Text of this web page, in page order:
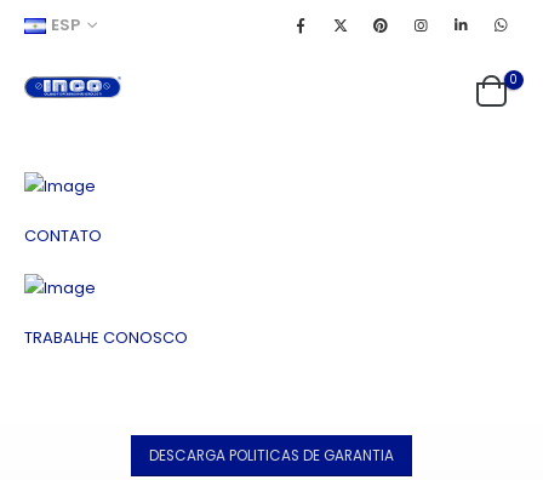
ESP
0
CONTATO
TRABALHE CONOSCO
DESCARGA POLITICAS DE GARANTIA